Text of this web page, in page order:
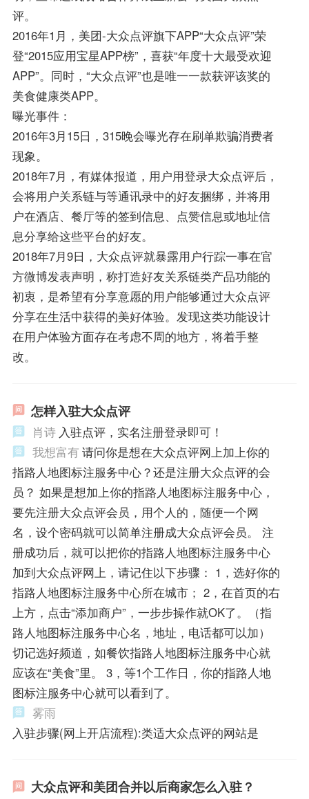
评。
2016年1月，美团-大众点评旗下APP“大众点评”荣
登“2015应用宝星APP榜”，喜获“年度十大最受欢迎
APP”。同时，“大众点评”也是唯一一款获评该奖的
美食健康类APP。
曝光事件：
2016年3月15日，315晚会曝光存在刷单欺骗消费者
现象。
2018年7月，有媒体报道，用户用登录大众点评后，
会将用户关系链与等通讯录中的好友捆绑，并将用
户在酒店、餐厅等的签到信息、点赞信息或地址信
息分享给这些平台的好友。
2018年7月9日，大众点评就暴露用户行踪一事在官
方微博发表声明，称打造好友关系链类产品功能的
初衷，是希望有分享意愿的用户能够通过大众点评
分享在生活中获得的美好体验。发现这类功能设计
在用户体验方面存在考虑不周的地方，将着手整
改。
怎样入驻大众点评
肖诗 入驻点评，实名注册登录即可！
我想富有 请问你是想在大众点评网上加上你的
指路人地图标注服务中心？还是注册大众点评的会
员？ 如果是想加上你的指路人地图标注服务中心，
要先注册大众点评会员，用个人的，随便一个网
名，设个密码就可以简单注册成大众点评会员。 注
册成功后，就可以把你的指路人地图标注服务中心
加到大众点评网上，请记住以下步骤： 1，选好你的
指路人地图标注服务中心所在城市； 2，在首页的右
上方，点击“添加商户”，一步步操作就OK了。（指
路人地图标注服务中心名，地址，电话都可以加）
切记选好频道，如餐饮指路人地图标注服务中心就
应该在“美食”里。 3，等1个工作日，你的指路人地
图标注服务中心就可以看到了。
雾雨
入驻步骤(网上开店流程):类适大众点评的网站是
大众点评和美团合并以后商家怎么入驻？